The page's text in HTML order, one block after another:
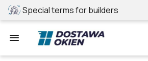
Special terms for builders